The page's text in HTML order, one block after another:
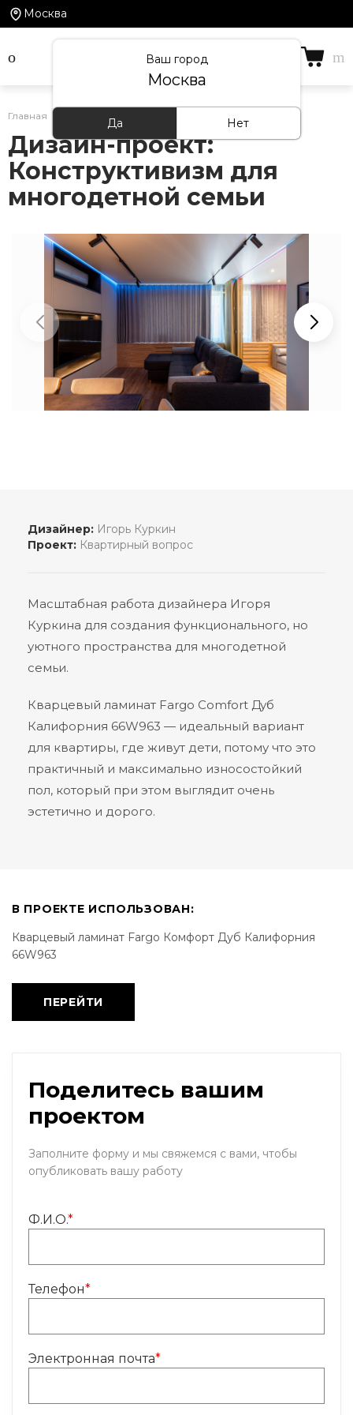
Москва
Ваш город
Москва
Да Нет
Главная Проекты
Дизайн-проект:
Конструктивизм для
многодетной семьи
Дизайнер: Игорь Куркин
Проект: Квартирный вопрос
Масштабная работа дизайнера Игоря
Куркина для создания функционального, но
уютного пространства для многодетной
семьи.
Кварцевый ламинат Fargo Comfort Дуб
Калифорния 66W963 — идеальный вариант
для квартиры, где живут дети, потому что это
практичный и максимально износостойкий
пол, который при этом выглядит очень
эстетично и дорого.
В ПРОЕКТЕ ИСПОЛЬЗОВАН:
Кварцевый ламинат Fargo Комфорт Дуб Калифорния
66W963
ПЕРЕЙТИ
Поделитесь вашим
проектом
Заполните форму и мы свяжемся с вами, чтобы
опубликовать вашу работу
Ф.И.О.*
Телефон*
Электронная почта*